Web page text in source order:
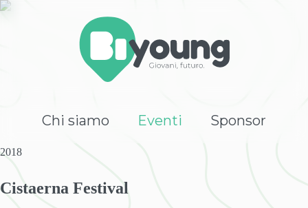
Chi siamo Eventi Sponsor
2018
Cistaerna Festival